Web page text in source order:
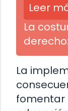
Leer
La
La
fomentar